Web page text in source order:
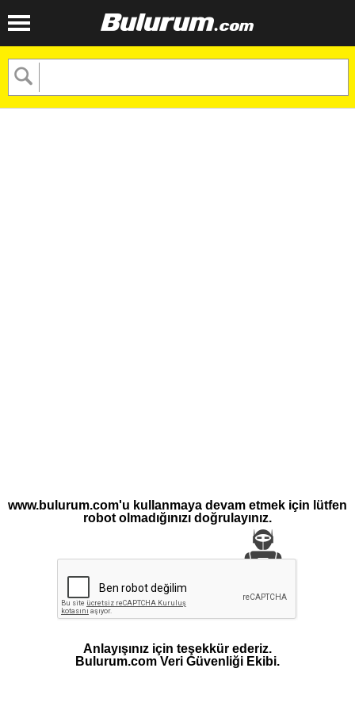
www.bulurum.com'u kullanmaya devam etmek için lütfen
robot olmadığınızı doğrulayınız.
Anlayışınız için teşekkür ederiz.
Bulurum.com Veri Güvenliği Ekibi.